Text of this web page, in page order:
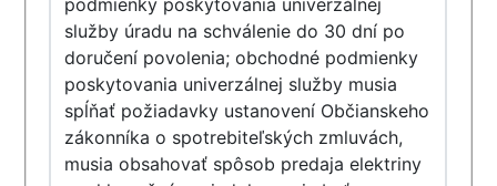
podmienky poskytovania univerzálnej
služby úradu na schválenie do 30 dní po
doručení povolenia; obchodné podmienky
poskytovania univerzálnej služby musia
spĺňať požiadavky ustanovení Občianskeho
zákonníka o spotrebiteľských zmluvách,
musia obsahovať spôsob predaja elektriny